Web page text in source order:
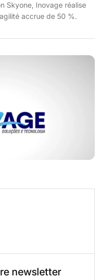
Skyone, Inovage réalise
accrue de 50 %.
newsletter